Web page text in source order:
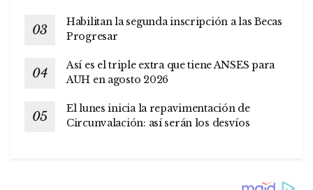
Habilitan la segunda inscripción a las Becas
Progresar
Así es el triple extra que tiene ANSES para
AUH en agosto 2026
El lunes inicia la repavimentación de
Circunvalación: así serán los desvíos